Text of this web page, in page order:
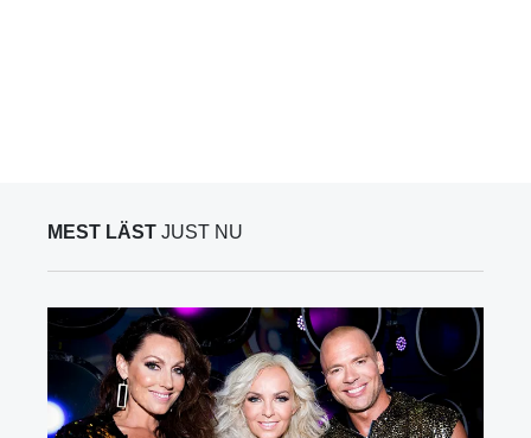
MEST LÄST JUST NU